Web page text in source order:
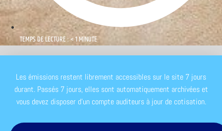
TEMPS DE LECTURE : < 1 MINUTE
Les émissions restent librement accessibles sur le site 7 jours
durant. Passés 7 jours, elles sont automatiquement archivées et
vous devez disposer d'un compte auditeurs à jour de cotisation.